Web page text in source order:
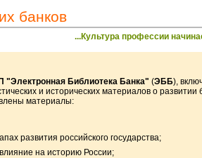
банков
...Культура профессии
"Электронная Библиотека Банка" (ЭББ),
и исторических материалов о развитии
материалы:
развития российского государства;
на историю России;